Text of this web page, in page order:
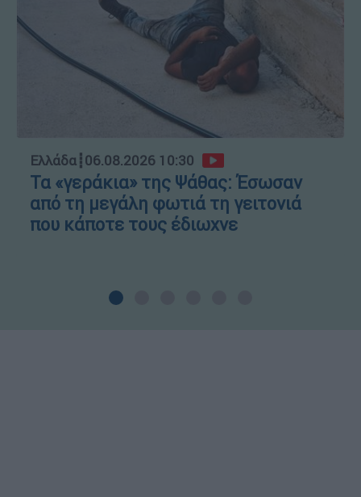
Ελλάδα┋06.08.2026 10:30
Τα «γεράκια» της Ψάθας: Έσωσαν
από τη μεγάλη φωτιά τη γειτονιά
που κάποτε τους έδιωχνε